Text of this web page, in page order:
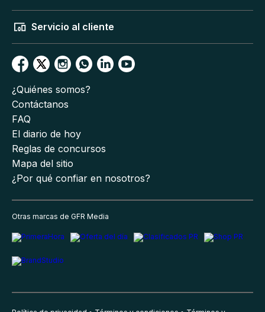
Servicio al cliente
¿Quiénes somos?
Contáctanos
FAQ
El diario de hoy
Reglas de concursos
Mapa del sitio
¿Por qué confiar en nosotros?
Otras marcas de GFR Media